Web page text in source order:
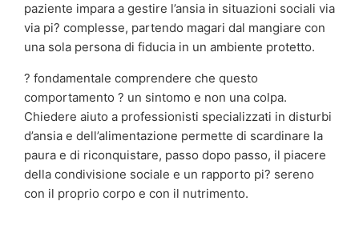
paziente impara a gestire l’ansia in situazioni sociali via
via pi? complesse, partendo magari dal mangiare con
una sola persona di fiducia in un ambiente protetto.
? fondamentale comprendere che questo
comportamento ? un sintomo e non una colpa.
Chiedere aiuto a professionisti specializzati in disturbi
d’ansia e dell’alimentazione permette di scardinare la
paura e di riconquistare, passo dopo passo, il piacere
della condivisione sociale e un rapporto pi? sereno
con il proprio corpo e con il nutrimento.